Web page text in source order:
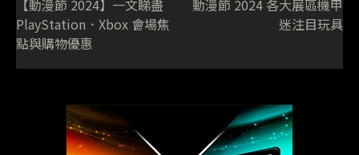
【動漫節 2024】一文睇盡
PlayStation．Xbox 會場焦
點與購物優惠
動漫節 2024 各大展區機甲
迷注目玩具